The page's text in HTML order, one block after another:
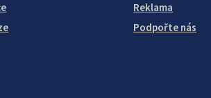
Reklama
Podpořte nás